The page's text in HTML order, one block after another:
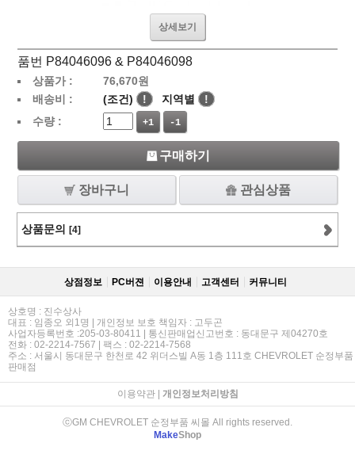
상세보기
품번 P84046096 & P84046098
상품가 : 76,670원
배송비 :
(조건) ! 지역별
!
수량 :
+1 -1
구매하기
장바구니 관심상품
상품문의 [4]
상점정보 PC버젼 이용안내 고객센터 커뮤니티
상호명 : 진수상사
대표 : 임종오 외1명 | 개인정보 보호 책임자 : 고두곤
사업자등록번호 :205-03-80411 | 통신판매업신고번호 : 동대문구 제04270호
전화 : 02-2214-7567 | 팩스 : 02-2214-7568
주소 : 서울시 동대문구 한천로 42 위더스빌 A동 1층 111호 CHEVROLET 순정부품
판매점
이용약관| 개인정보처리방침
ⓒGM CHEVROLET 순정부품 씨몰 All rights reserved.
MakeShop